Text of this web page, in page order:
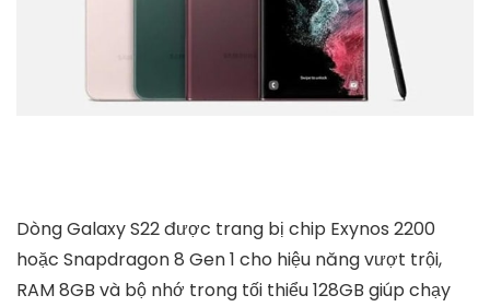
Dòng Galaxy S22 được trang bị chip Exynos 2200
hoặc Snapdragon 8 Gen 1 cho hiệu năng vượt trội,
RAM 8GB và bộ nhớ trong tối thiểu 128GB giúp chạy